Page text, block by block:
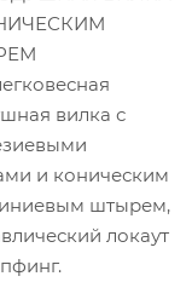
вилка с
и коническим
штырем,
локаут